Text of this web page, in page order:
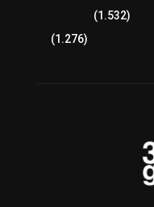
(1.532)
(1.276)